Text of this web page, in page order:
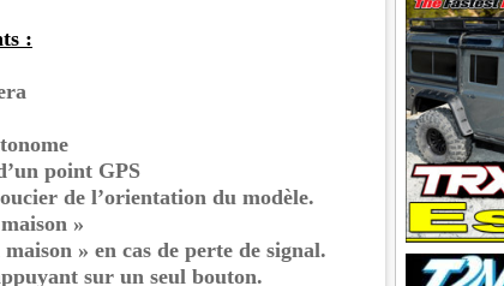
:
point GPS
de l’orientation du modèle.
»
» en cas de perte de signal.
sur un seul bouton.